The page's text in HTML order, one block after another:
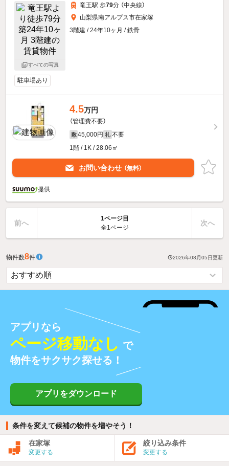
すべての写真
竜王駅 歩79分 （中央線）
山梨県南アルプス市在家塚
3階建 / 24年10ヶ月 / 鉄骨
駐車場あり
4.5万円
（管理費不要）
敷 45,000円 礼 不要
1階 / 1K / 28.06㎡
お問い合わせ （無料）
提供
前へ
1ページ目
全1ページ
次へ
物件数8件 2026年08月05日更新
アプリなら
ページ移動なし で
物件をサクサク探せる！
アプリをダウンロード
条件を変えて候補の物件を増やそう！
在家塚
変更する
絞り込み条件
変更する